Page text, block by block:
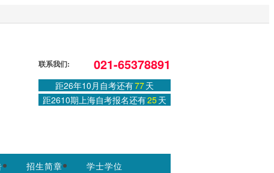
院www.shmeea.edu.cn为准。
或注册|学习中心
联系我们: 021-65378891
距26年10月自考还有77天
距2610期上海自考报名还有25天
招生简章
学士学位